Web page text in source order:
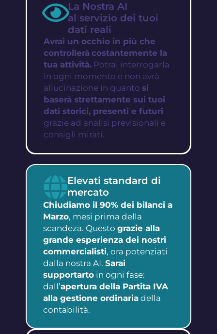
La Nostra AI
al servizio dei tuoi
dati reali
Avrai un occhio in più che
controllerà costantemente la
tua attività.Potrai interrogarla
in ogni momento e non avrà
allucinazione in quanto si
baserà strettamente sui tuoi
dati storici, presenti e futuri
grazie ad analisi previsionali e
consigli mirati.
Elevati standard di
mercato
Chiudiamo il 90% dei bilanci a
Marzo, mesi prima della
scandeza. Questo grazie alla
grande esperienza dei nostri
commercialisti, ora potenziati
dalla nostra AI. Sarai
supportartoin ogni fase:
dall’apertura della Partita IVA
alla gestione ordinariadella
contabilità.